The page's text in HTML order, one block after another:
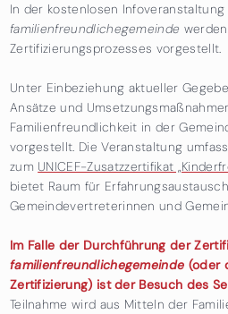
In der kostenlosen
familienfreundlichegemeinde
Zertifizierungsprozesses vorgestellt.
Unter Einbeziehung aktueller
Ansätze und
Familienfreundlichkeit in der
vorgestellt. Die Veranstaltung
zum UNICEF-Zusatzzertifikat
bietet Raum für
Gemeindevertreterinnen und
Im Falle der Durchführung der
familienfreundlichegemeinde (oder
Zertifizierung) ist der Besuch des
Teilnahme wird aus Mitteln der